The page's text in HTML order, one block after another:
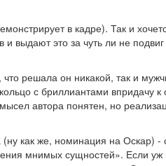
в кадре). Так и
это за чуть ли не
решала он никакой, так и
с бриллиантами впридачу к
автора понятен, но
(ну как же, номинация на Оскар)
мнимых сущностей». Если уж